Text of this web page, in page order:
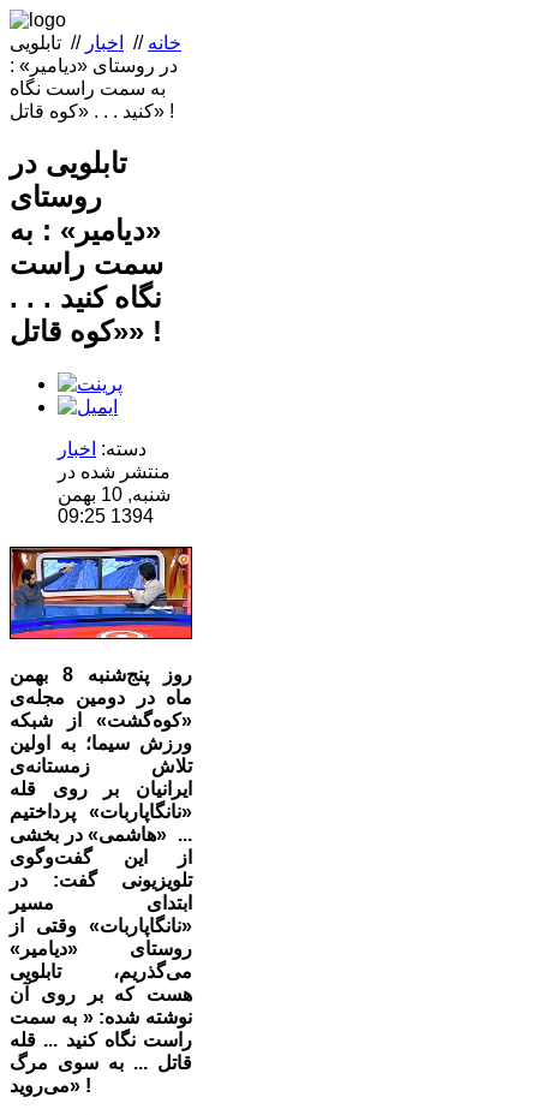
خانه // اخبار // تابلویی
در روستای «دیامیر» :
به سمت راست نگاه
کنید . . . «کوه قاتل» !‌
تابلویی در
روستای
«دیامیر» : به
سمت راست
نگاه کنید . . .
«کوه قاتل» !‌
دسته: اخبار
منتشر شده در
شنبه, 10 بهمن
1394 09:25
روز پنج‌شنبه 8 بهمن
ماه در دومین مجله‌ی
«کوه‌گشت» از شبکه
ورزش سیما؛ به اولین
تلاش زمستانه‌ی
ایرانیان بر روی قله
«نانگاپاربات» پرداختیم
... «هاشمی» در بخشی
از این گفت‌وگوی
تلویزیونی گفت: در
ابتدای مسیر
«نانگاپاربات» وقتی از
روستای «دیامیر»
می‌گذریم، تابلویی
هست که بر روی آن
نوشته شده: « به سمت
راست نگاه کنید ... قله
قاتل ... به سوی مرگ
می‌روید» !